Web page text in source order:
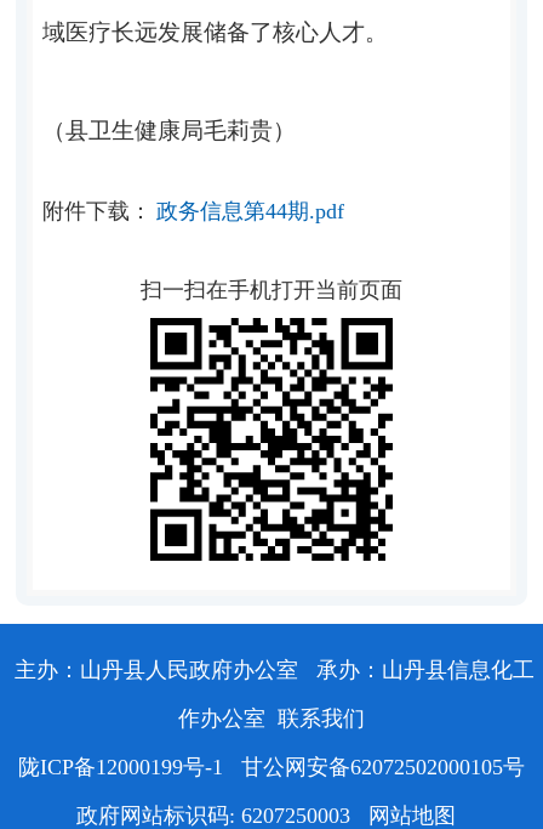
域医疗长远发展储备了核心人才。
（县卫生健康局毛莉贵）
附件下载： 政务信息第44期.pdf
扫一扫在手机打开当前页面
主办：山丹县人民政府办公室
承办：山丹县信息化工
作办公室 联系我们
陇ICP备12000199号-1
甘公网安备62072502000105号
政府网站标识码: 6207250003
网站地图